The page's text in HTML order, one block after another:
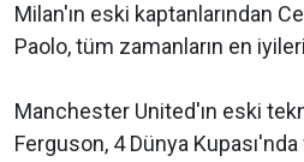
Milan'ın eski kaptanlarından
Paolo, tüm zamanların en
Manchester United'ın eski
Ferguson, 4 Dünya